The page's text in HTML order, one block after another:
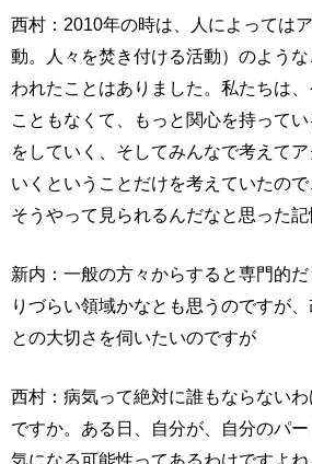
西村：2010年の時は、人によっては
動。人々を焚き付ける活動）のよう
われたことはありました。私たちは
こともなくて、もっと関心を持って
をしていく、そしてみんなで考えて
いくということだけを考えていたの
そうやって見られるんだなと思った
新内：一般の方々からすると専門的
りづらい領域かなとも思うのですが
との大切さを伺いたいのですが
西村：病気って絶対に誰もならない
ですか。ある日、自分が、自分のパ
気になる可能性ってあるわけですよ